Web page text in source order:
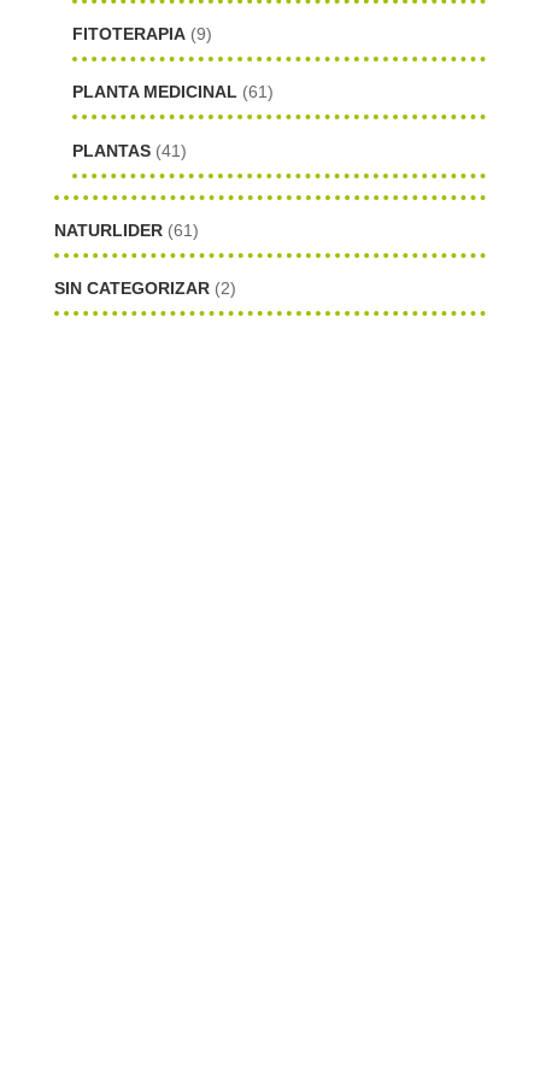
FITOTERAPIA (9)
PLANTA MEDICINAL (61)
PLANTAS (41)
NATURLIDER (61)
SIN CATEGORIZAR (2)